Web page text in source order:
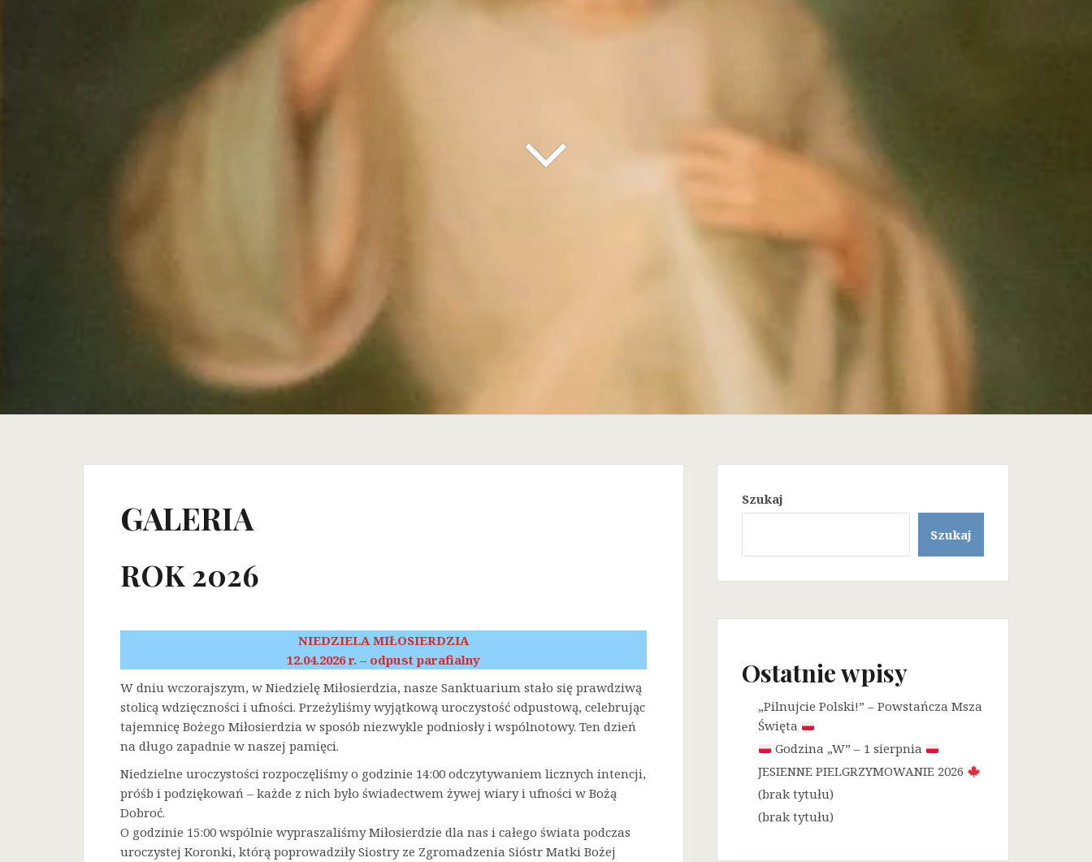
GALERIA
ROK 2026
NIEDZIELA MIŁOSIERDZIA
12.04.2026 r. – odpust parafialny
W dniu wczorajszym, w Niedzielę Miłosierdzia, nasze Sanktuarium stało się prawdziwą
stolicą wdzięczności i ufności. Przeżyliśmy wyjątkową uroczystość odpustową, celebrując
tajemnicę Bożego Miłosierdzia w sposób niezwykle podniosły i wspólnotowy. Ten dzień
na długo zapadnie w naszej pamięci.
Niedzielne uroczystości rozpoczęliśmy o godzinie 14:00 odczytywaniem licznych intencji,
próśb i podziękowań – każde z nich było świadectwem żywej wiary i ufności w Bożą
Dobroć.
O godzinie 15:00 wspólnie wypraszaliśmy Miłosierdzie dla nas i całego świata podczas
uroczystej Koronki, którą poprowadziły Siostry ze Zgromadzenia Sióstr Matki Bożej
Szukaj
Szukaj
Ostatnie wpisy
„Pilnujcie Polski!” – Powstańcza Msza
Święta
Godzina „W” – 1 sierpnia
JESIENNE PIELGRZYMOWANIE 2026
(brak tytułu)
(brak tytułu)